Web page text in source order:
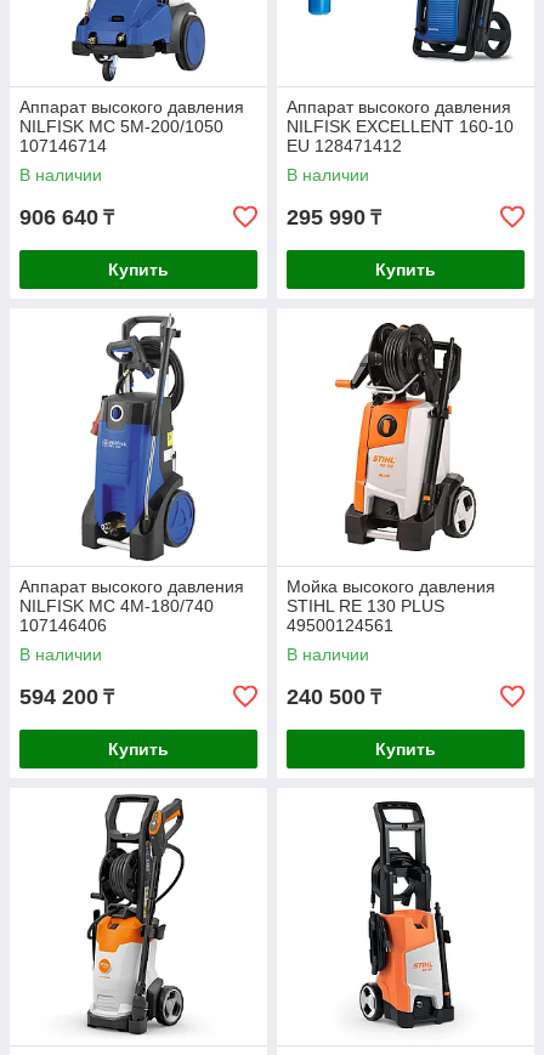
Аппарат высокого давления
NILFISK MC 5M-200/1050
107146714
В наличии
906 640 ₸
Купить
Аппарат высокого давления
NILFISK EXCELLENT 160-10
EU 128471412
В наличии
295 990 ₸
Купить
Аппарат высокого давления
NILFISK MC 4M-180/740
107146406
В наличии
594 200 ₸
Купить
Мойка высокого давления
STIHL RE 130 PLUS
49500124561
В наличии
240 500 ₸
Купить